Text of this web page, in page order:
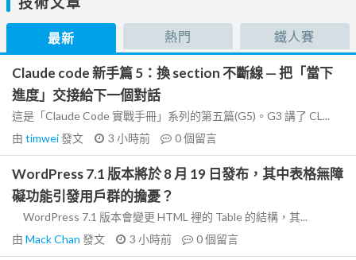
最新 熱門 鐵人賽
Claude code 新手篇 5：換 section 不斷線 — 把「當下
進度」交接給下一個對話
這是「Claude Code 實戰手冊」系列的第五篇(G5)。G3 講了 CL...
由 timwei發文 3 小時前 0個留言
WordPress 7.1 版本將於 8 月 19 日發布，其中表格無障
礙功能引發用戶群的擔憂？
WordPress 7.1 版本會變更 HTML 裡的 Table 的結構，其...
由 Mack Chan 發文 3 小時前 0個留言